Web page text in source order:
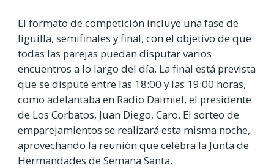
El formato de competición incluye una fase de
liguilla, semifinales y final, con el objetivo de que
todas las parejas puedan disputar varios
encuentros a lo largo del día. La final está prevista
que se dispute entre las 18:00 y las 19:00 horas,
como adelantaba en Radio Daimiel, el presidente
de Los Corbatos, Juan Diego, Caro. El sorteo de
emparejamientos se realizará esta misma noche,
aprovechando la reunión que celebra la Junta de
Hermandades de Semana Santa.